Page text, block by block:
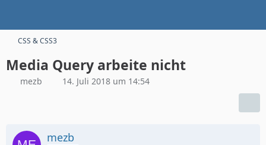
CSS & CSS3
Media Query arbeite nicht
mezb 14. Juli 2018 um 14:54
mezb